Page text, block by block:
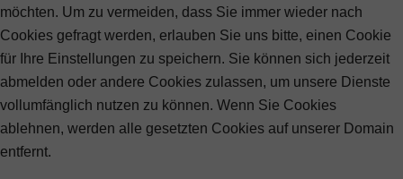
möchten. Um zu vermeiden, dass Sie immer wieder nach
Cookies gefragt werden, erlauben Sie uns bitte, einen Cookie
für Ihre Einstellungen zu speichern. Sie können sich jederzeit
abmelden oder andere Cookies zulassen, um unsere Dienste
vollumfänglich nutzen zu können. Wenn Sie Cookies
ablehnen, werden alle gesetzten Cookies auf unserer Domain
entfernt.